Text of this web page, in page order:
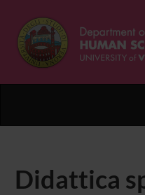
Didattica